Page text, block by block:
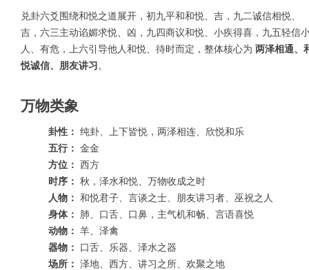
兑卦六爻围绕和悦之道展开，初九平和和悦、吉，九二诚信相悦、
吉，六三主动谄媚求悦、凶，九四商议和悦、小疾得喜，九五轻信
人、有危，上六引导他人和悦、待时而定，整体核心为 两泽相通、
悦诚信、朋友讲习 。
万物类象
卦性： 纯卦、上下皆悦，两泽相连、欣悦和乐
五行： 金金
方位： 西方
时序： 秋，泽水和悦、万物收成之时
人物： 和悦君子、言谈之士、朋友讲习者、巫祝之人
身体：
肺、口舌、口鼻，主气机和畅、言语喜悦
动物： 羊、泽禽
器物：
口舌、乐器、泽水之器
场所： 泽地、西方、讲习之所、欢聚之地